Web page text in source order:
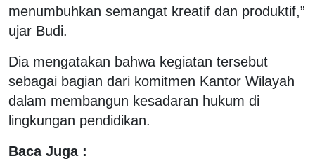
menumbuhkan semangat kreatif dan produktif,”
ujar Budi.
Dia mengatakan bahwa kegiatan tersebut
sebagai bagian dari komitmen Kantor Wilayah
dalam membangun kesadaran hukum di
lingkungan pendidikan.
Baca Juga :